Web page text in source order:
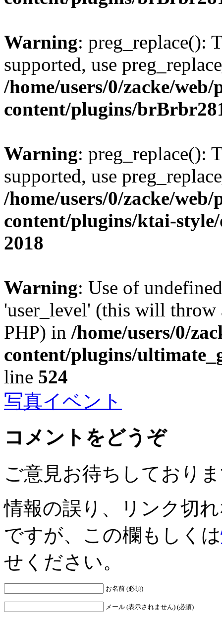
Warning: preg_replace():
supported, use
/home/users/0/zacke/
content/plugins/
Warning: preg_replace():
supported, use
/home/users/0/zacke/
content/plugins/ktai-
2018
Warning: Use of
'user_level' (this will
PHP) in /home/users/0/
content/plugins/
line 524
写真イベント
コメントをどうぞ
ご意見お待ちしており
情報の誤り、リンク切
ですが、この欄もしくは
せください。
お名前 (必須)
メール (表示されません) (必須)